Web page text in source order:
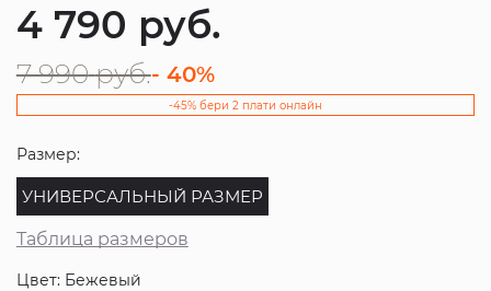
4 790 руб.
7 990 руб.- 40%
-45% бери 2 плати онлайн
Размер:
УНИВЕРСАЛЬНЫЙ РАЗМЕР
Таблица размеров
Цвет: Бежевый